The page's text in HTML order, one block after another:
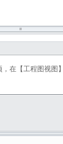
在【工程图视图